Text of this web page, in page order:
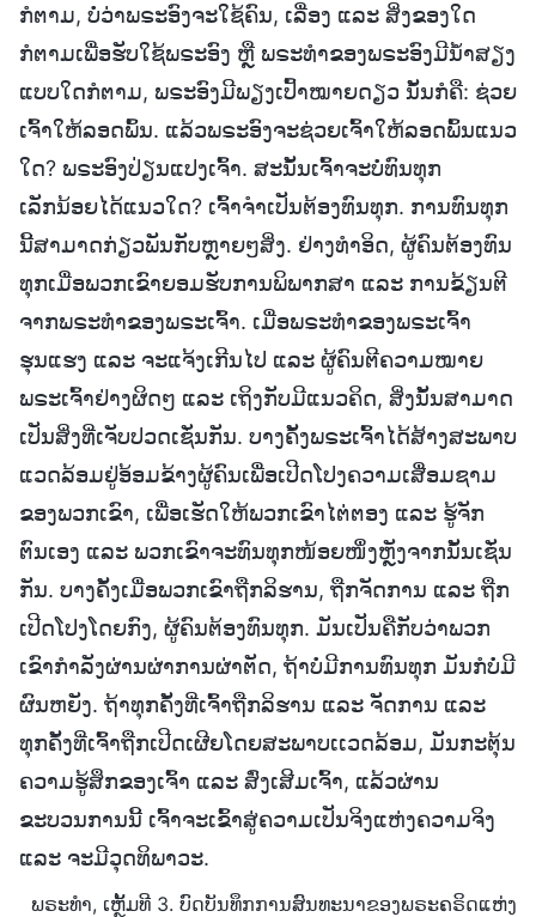
ກໍຕາມ, ບໍ່ວ່າພຣະອົງຈະໃຊ້ຄົນ, ເລື່ອງ ແລະ ສິ່ງຂອງໃດ
ກໍຕາມເພື່ອຮັບໃຊ້ພຣະອົງ ຫຼື ພຣະທຳຂອງພຣະອົງມີນໍ້າສຽງ
ແບບໃດກໍຕາມ, ພຣະອົງມີພຽງເປົ້າໝາຍດຽວ ນັ້ນກໍຄື: ຊ່ວຍ
ເຈົ້າໃຫ້ລອດພົ້ນ. ແລ້ວພຣະອົງຈະຊ່ວຍເຈົ້າໃຫ້ລອດພົ້ນແນວ
ໃດ? ພຣະອົງປ່ຽນແປງເຈົ້າ. ສະນັ້ນເຈົ້າຈະບໍ່ທົນທຸກ
ເລັກນ້ອຍໄດ້ແນວໃດ? ເຈົ້າຈຳເປັນຕ້ອງທົນທຸກ. ການທົນທຸກ
ນີ້ສາມາດກ່ຽວພັນກັບຫຼາຍໆສິ່ງ. ຢ່າງທຳອິດ, ຜູ້ຄົນຕ້ອງທົນ
ທຸກເມື່ອພວກເຂົາຍອມຮັບການພິພາກສາ ແລະ ການຂ້ຽນຕີ
ຈາກພຣະທຳຂອງພຣະເຈົ້າ. ເມື່ອພຣະທຳຂອງພຣະເຈົ້າ
ຮຸນແຮງ ແລະ ຈະແຈ້ງເກີນໄປ ແລະ ຜູ້ຄົນຕີຄວາມໝາຍ
ພຣະເຈົ້າຢ່າງຜິດໆ ແລະ ເຖິງກັບມີແນວຄິດ, ສິ່ງນັ້ນສາມາດ
ເປັນສິ່ງທີ່ເຈັບປວດເຊັ່ນກັນ. ບາງຄັ້ງພຣະເຈົ້າໄດ້ສ້າງສະພາບ
ແວດລ້ອມຢູ່ອ້ອມຂ້າງຜູ້ຄົນເພື່ອເປີດໂປງຄວາມເສື່ອມຊາມ
ຂອງພວກເຂົາ, ເພື່ອເຮັດໃຫ້ພວກເຂົາໄຕ່ຕອງ ແລະ ຮູ້ຈັກ
ຕົນເອງ ແລະ ພວກເຂົາຈະທົນທຸກໜ້ອຍໜຶ່ງຫຼັງຈາກນັ້ນເຊັ່ນ
ກັນ. ບາງຄັ້ງເມື່ອພວກເຂົາຖືກລິຮານ, ຖືກຈັດການ ແລະ ຖືກ
ເປີດໂປງໂດຍກົງ, ຜູ້ຄົນຕ້ອງທົນທຸກ. ມັນເປັນຄືກັບວ່າພວກ
ເຂົາກຳລັງຜ່ານຜ່າການຜ່າຕັດ, ຖ້າບໍ່ມີການທົນທຸກ ມັນກໍບໍ່ມີ
ຜົນຫຍັງ. ຖ້າທຸກຄັ້ງທີ່ເຈົ້າຖືກລິຮານ ແລະ ຈັດການ ແລະ
ທຸກຄັ້ງທີ່ເຈົ້າຖືກເປີດເຜີຍໂດຍສະພາບເເວດລ້ອມ, ມັນກະຕຸ້ນ
ຄວາມຮູ້ສຶກຂອງເຈົ້າ ແລະ ສົ່ງເສີມເຈົ້າ, ແລ້ວຜ່ານ
ຂະບວນການນີ້ ເຈົ້າຈະເຂົ້າສູ່ຄວາມເປັນຈິງແຫ່ງຄວາມຈິງ
ແລະ ຈະມີວຸດທິພາວະ.
ພຣະທຳ, ເຫຼັ້ມທີ 3. ບົດບັນທຶກການສົນທະນາຂອງພຣະຄຣິດແຫ່ງ